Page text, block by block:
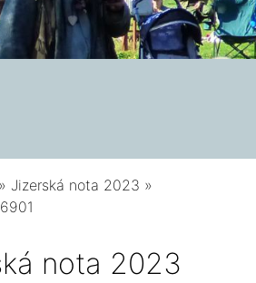
» Jizerská nota 2023 »
nota 2023